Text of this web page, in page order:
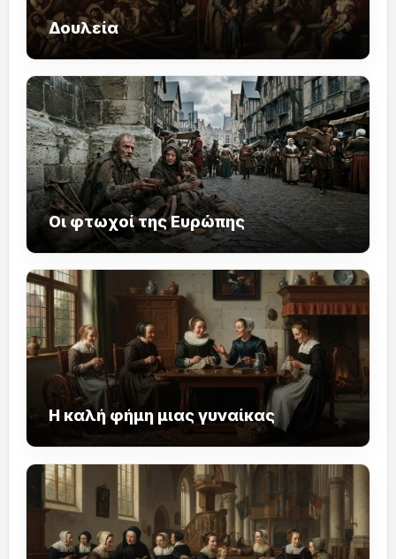
Δουλεία
Οι φτωχοί της Ευρώπης
Η καλή φήμη μιας γυναίκας